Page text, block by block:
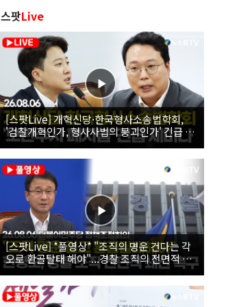
스팟Live
[스팟Live] 개혁신당·한국형사소송법학회,
'검찰개혁인가, 형사사법의 붕괴인가' 긴급 세
미나｜26.08.06
[스팟Live] *풀영상* "조직의 명운 건다는 각
오로 환골탈태 해야"...경찰 조직의 전면적 쇄
신 촉구한 한병도 | 26.08.06 더불어민주당 정
책조정회의